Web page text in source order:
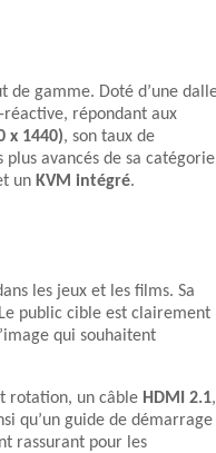
de gamme. Doté d’une
répondant aux
x 1440), son taux de
avancés de sa
un KVM intégré.
les jeux et les films. Sa
public cible est clairement
qui souhaitent
rotation, un câble HDMI 2.1,
qu’un guide de démarrage
rassurant pour les